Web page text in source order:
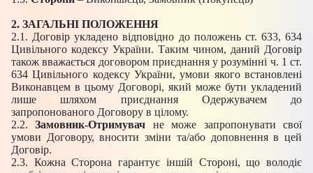
2. ЗАГАЛЬНІ ПОЛОЖЕННЯ
2.1. Договір укладено відповідно до положень ст. 633, 634
Цивільного кодексу України. Таким чином, даний Договір
також вважається договором приєднання у розумінні ч. 1 ст.
634 Цивільного кодексу України, умови якого встановлені
Виконавцем в цьому Договорі, який може бути укладений
лише шляхом приєднання Одержувачем до
запропонованого Договору в цілому.
2.2.
Замовник-Отримувач
не може запропонувати свої
умови Договору, вносити зміни та/або доповнення в цей
Договір.
2.3. Кожна Сторона гарантує іншій Стороні, що володіє